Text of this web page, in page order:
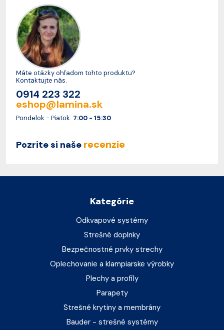
Máte otázky ohľadom tohto produktu?
Kontaktujte nás.
0914 223 322
eshop@lamina.sk
Pondelok - Piatok: 7:00 - 15:30
Pozrite si naše recenzie
Kategórie
Odkvapové systémy
Strešné doplnky
Bezpečnostné prvky strechy
Oplechovanie a klampiarske výrobky
Plechy a profily
Parapety
Strešné krytiny a membrány
Bauder - strešné systémy